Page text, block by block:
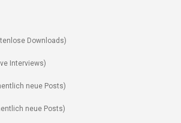
Downloads)
Interviews)
neue Posts)
neue Posts)